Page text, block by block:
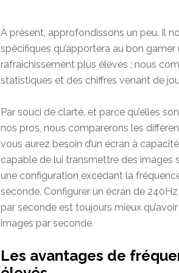
À présent, approfondissons un peu. Il
spécifiques qu’apportera au bon
rafraîchissement plus élevés ; nous
statistiques et des chiffres venant de
Par souci de clarté, et parce qu’elles
nos pros, nous comparerons les
vous aurez besoin d’un écran à
capable de lui transmettre des images
une configuration excédant la
seconde. Configurer un écran de
par seconde est toujours mieux
images par seconde.
Les avantages de